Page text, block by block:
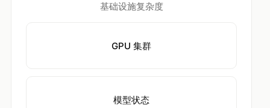
基础设施复杂度
GPU 集群
模型状态